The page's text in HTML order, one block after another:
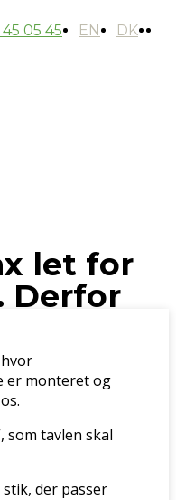
05 45 EN DK
let for
Derfor
er monteret og
som tavlen skal
der passer